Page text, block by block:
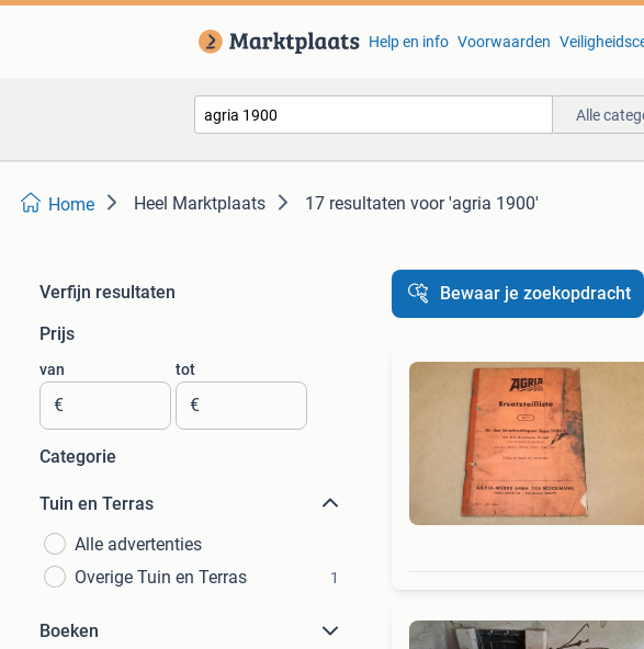
Help en info Voorwaarden
Alle
Home Heel Marktplaats 17 resultaten voor 'agria 1900'
Verfijn resultaten
Prijs
van
€
tot
€
Categorie
Tuin en Terras
Alle advertenties
Overige Tuin en Terras
1
Boeken
Bewaar je zoekopdracht